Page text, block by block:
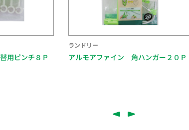
ンガー２０Ｐ
ランドリー
アルモアカーサ 角ハンガー３２Ｐ